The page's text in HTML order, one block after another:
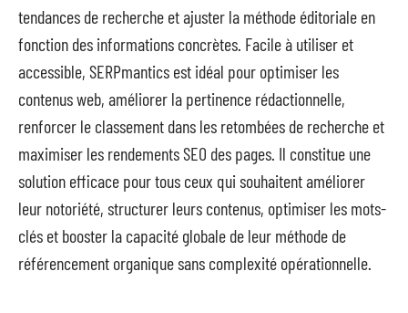
tendances de recherche et ajuster la méthode éditoriale en
fonction des informations concrètes. Facile à utiliser et
accessible, SERPmantics est idéal pour optimiser les
contenus web, améliorer la pertinence rédactionnelle,
renforcer le classement dans les retombées de recherche et
maximiser les rendements SEO des pages. Il constitue une
solution efficace pour tous ceux qui souhaitent améliorer
leur notoriété, structurer leurs contenus, optimiser les mots-
clés et booster la capacité globale de leur méthode de
référencement organique sans complexité opérationnelle.